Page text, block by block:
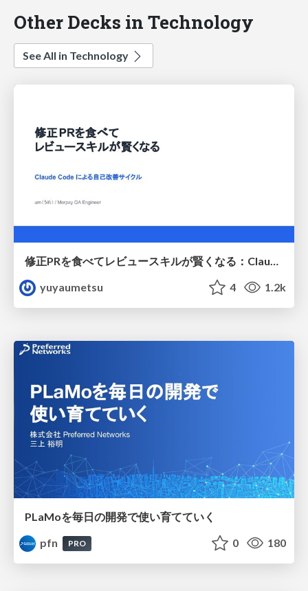
Other Decks in Technology
See All in Technology
yuyaumetsu
4 1.2k
PLaMoを毎日の開発で使い育てていく
pfn
PRO 0 180